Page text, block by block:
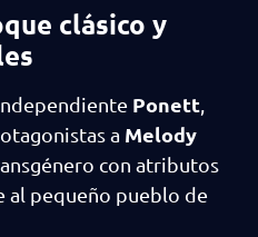
clásico y
Ponett
a Melody
con atributos
al pequeño pueblo de